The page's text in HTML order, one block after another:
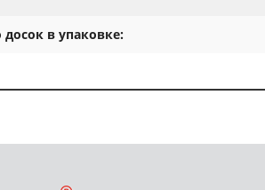
досок в упаковке: